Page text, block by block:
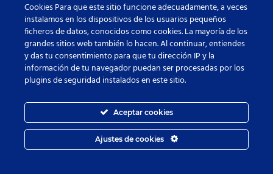
Hosting
Cookies Para que este sitio funcione adecuadamente, a veces
instalamos en los dispositivos de los usuarios pequeños
ficheros de datos, conocidos como cookies. La mayoría de los
grandes sitios web también lo hacen. Al continuar, entiendes
y das tu consentimiento para que tu dirección IP y la
información de tu navegador puedan ser procesadas por los
plugins de seguridad instalados en este sitio.
Aceptar cookies
Ajustes de cookies